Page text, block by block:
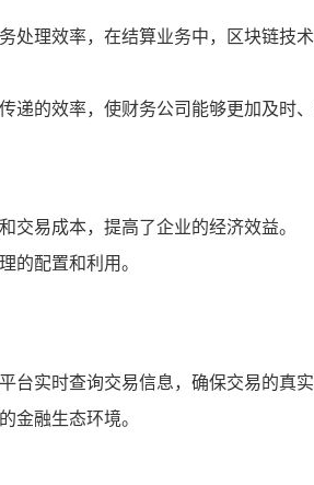
理效率，在结算业务中，区块链技
的效率，使财务公司能够更加及时
交易成本，提高了企业的经济效益。
的配置和利用。
实时查询交易信息，确保交易的真
金融生态环境。